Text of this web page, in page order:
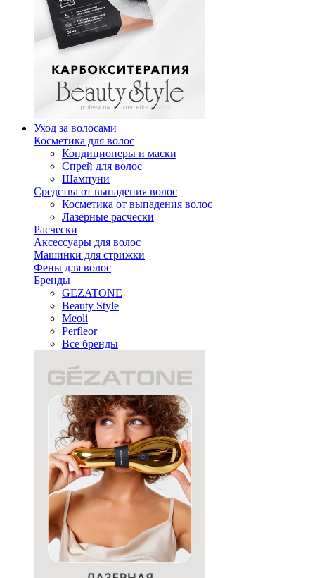
Уход за волосами
Косметика для волос
Кондиционеры и маски
Спрей для волос
Шампуни
Средства от выпадения волос
Косметика от выпадения волос
Лазерные расчески
Расчески
Аксессуары для волос
Машинки для стрижки
Фены для волос
Бренды
GEZATONE
Beauty Style
Meoli
Perfleor
Все бренды